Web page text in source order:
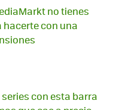
no tienes
con una
con esta barra